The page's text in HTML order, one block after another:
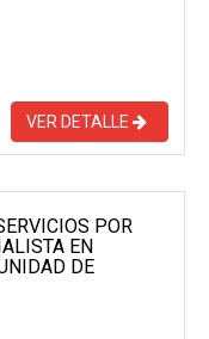
VER DETALLE
POR
EN
DE